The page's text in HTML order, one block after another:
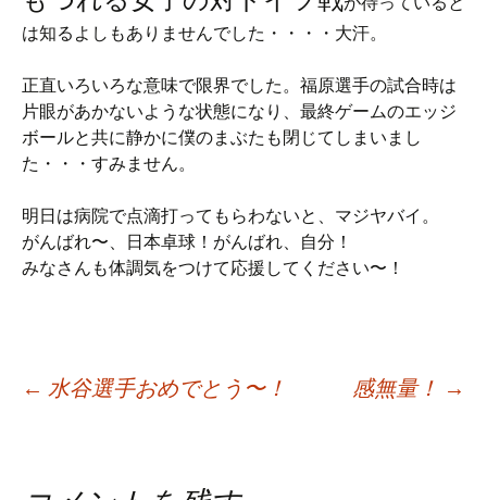
は知るよしもありませんでした・・・・大汗。
正直いろいろな意味で限界でした。福原選手の試合時は
片眼があかないような状態になり、最終ゲームのエッジ
ボールと共に静かに僕のまぶたも閉じてしまいまし
た・・・すみません。
明日は病院で点滴打ってもらわないと、マジヤバイ。
がんばれ〜、日本卓球！がんばれ、自分！
みなさんも体調気をつけて応援してください〜！
Post
← 水谷選手おめでとう〜！ 感無量！ →